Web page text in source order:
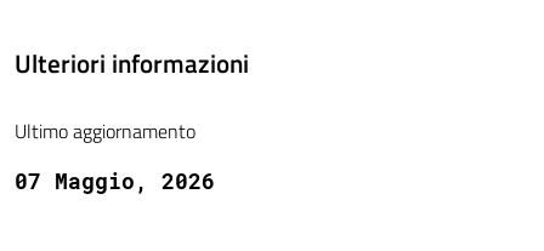
Ulteriori informazioni
Ultimo aggiornamento
07 Maggio, 2026